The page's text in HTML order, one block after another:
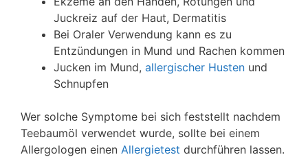
Juckreiz auf der Haut, Dermatitis
Bei Oraler Verwendung kann es zu
Entzündungen in Mund und Rachen kommen
Jucken im Mund, allergischer Husten und
Schnupfen
Wer solche Symptome bei sich feststellt nachdem
Teebaumöl verwendet wurde, sollte bei einem
Allergologen einen Allergietest durchführen lassen.